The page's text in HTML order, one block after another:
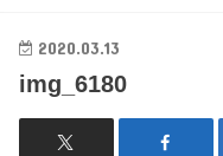
2020.03.13
img_6180